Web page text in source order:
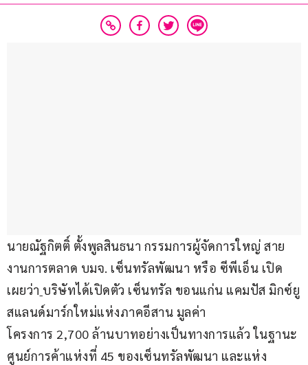
นายณัฐกิตติ์ ตั้งพูลสินธนา กรรมการผู้จัดการใหญ่ สาย
งานการตลาด บมจ. เซ็นทรัลพัฒนา หรือ ซีพีเอ็น เปิด
เผยว่า บริษัทได้เปิดตัว เซ็นทรัล ขอนแก่น แคมปัส มิกซ์ยู
สแลนด์มาร์กใหม่แห่งภาคอีสาน มูลค่า
โครงการ 2,700 ล้านบาทอย่างเป็นทางการแล้ว ในฐานะ
ศูนย์การค้าแห่งที่ 45 ของเซ็นทรัลพัฒนา และแห่ง